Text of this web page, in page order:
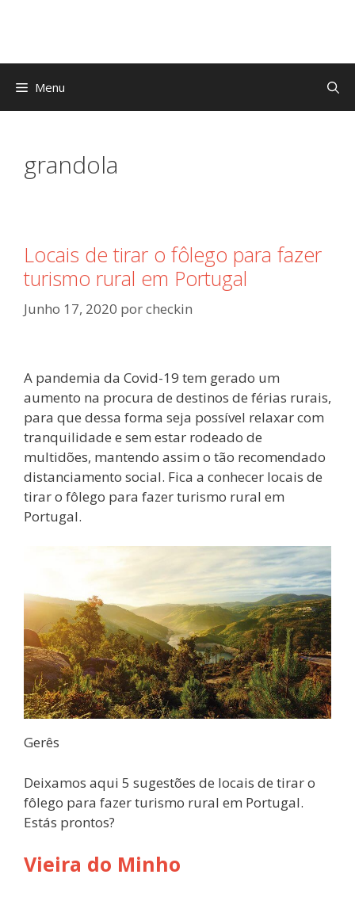
conteúdo
Menu
grandola
Locais de tirar o fôlego para fazer
turismo rural em Portugal
Junho 17, 2020 porcheckin
A pandemia da Covid-19 tem gerado um
aumento na procura de destinos de férias rurais,
para que dessa forma seja possível relaxar com
tranquilidade e sem estar rodeado de
multidões, mantendo assim o tão recomendado
distanciamento social. Fica a conhecer locais de
tirar o fôlego para fazer turismo rural em
Portugal.
Gerês
Deixamos aqui 5 sugestões de locais de tirar o
fôlego para fazer turismo rural em Portugal.
Estás prontos?
Vieira do Minho